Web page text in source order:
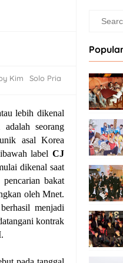
Kim Solo Pria
lebih dikenal
adalah seorang
asal Korea
labelCJ
dikenal saat
bakat
oleh Mnet.
menjadi
kontrak